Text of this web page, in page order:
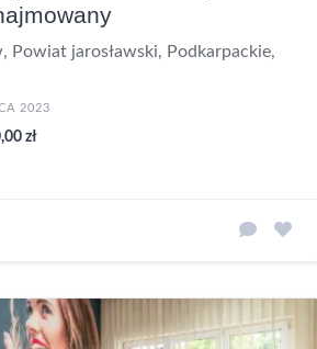
Powiat jarosławski, Podkarpackie,
2023
zł